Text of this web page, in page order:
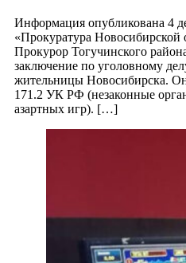
Информация опубликована 4
«Прокуратура Новосибирской
Прокурор Тогучинского
заключение по уголовному
жительницы Новосибирска.
171.2 УК РФ (незаконные
азартных игр). […]